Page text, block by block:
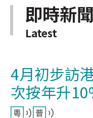
即時新聞
Latest
4月初步訪
次按年升